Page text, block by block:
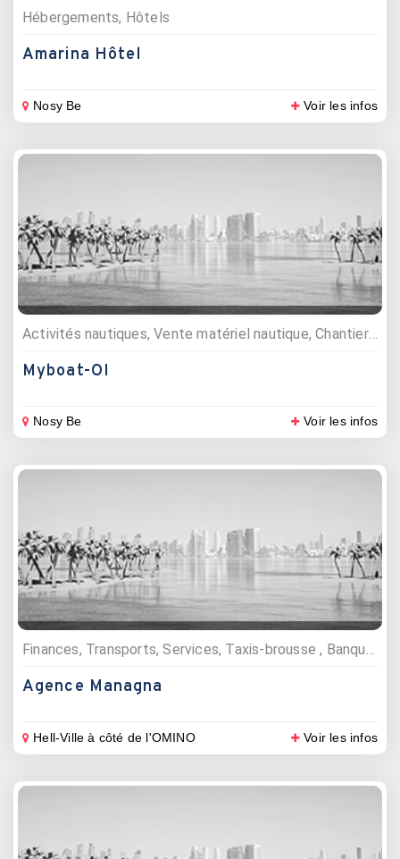
Hébergements, Hôtels
Amarina Hôtel
Nosy Be Voir les infos
Activités nautiques, Vente matériel nautique, Chantiers navals
Myboat-OI
Nosy Be Voir les infos
Finances, Transports, Services, Taxis-brousse , Banques, Téléphonie, télévision et internet
Agence Managna
Hell-Ville à côté de l'OMINO Voir les infos